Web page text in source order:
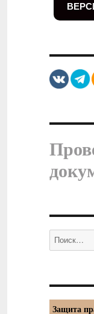
Искать:
Защита